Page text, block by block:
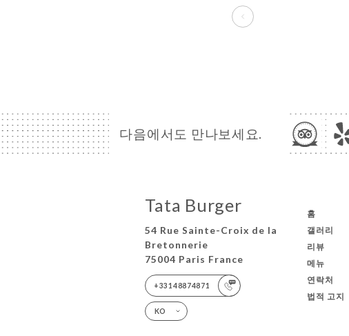
다음에서도 만나보세요.
Tata Burger
54 Rue Sainte-Croix de la
Bretonnerie
75004 Paris France
+33148874871
KO
홈
갤러리
리뷰
메뉴
연락처
법적 고지